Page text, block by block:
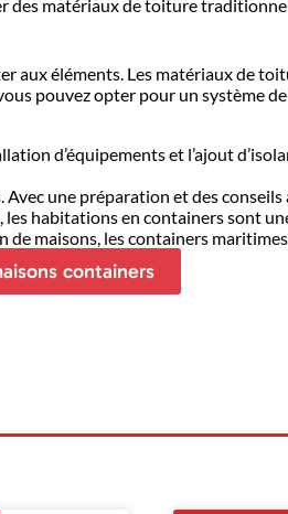
des matériaux de toiture
aux éléments. Les matériaux de
pouvez opter pour un système
d’équipements et l’ajout
une préparation et des
habitations en containers sont
maisons, les containers
containers